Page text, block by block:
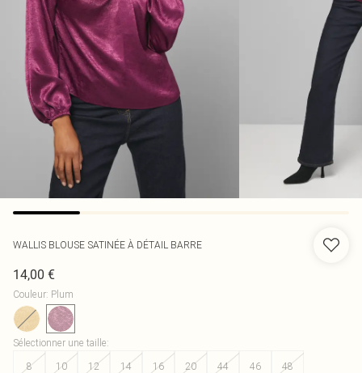
WALLIS BLOUSE SATINÉE À DÉTAIL BARRE
14,00 €
Couleur: Plum
Sélectionner une taille:
8
10 12 14 16 20 44 46 48